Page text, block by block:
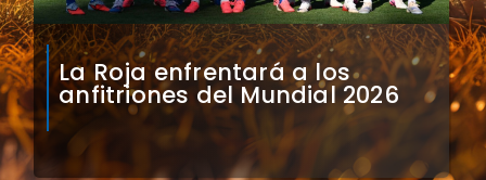
La Roja enfrentará a los
anfitriones del Mundial 2026